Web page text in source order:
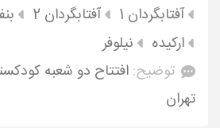
آفتابگردان 1
آفتابگردان 2
ارکیده
نیلوفر
توضیح: افتتاح دو شعبه
تهران